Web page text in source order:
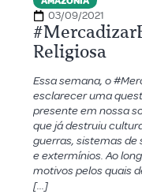
03/09/2021
Religiosa
Essa semana, o
esclarecer uma
presente em nossa
que já destruiu
guerras, sistemas
e extermínios. Ao
motivos pelos quais
[…]